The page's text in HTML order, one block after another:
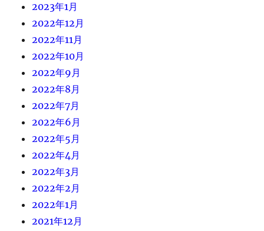
2023年1月
2022年12月
2022年11月
2022年10月
2022年9月
2022年8月
2022年7月
2022年6月
2022年5月
2022年4月
2022年3月
2022年2月
2022年1月
2021年12月